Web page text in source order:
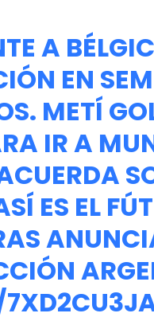
A
EN
METÍ
IR A
ES EL